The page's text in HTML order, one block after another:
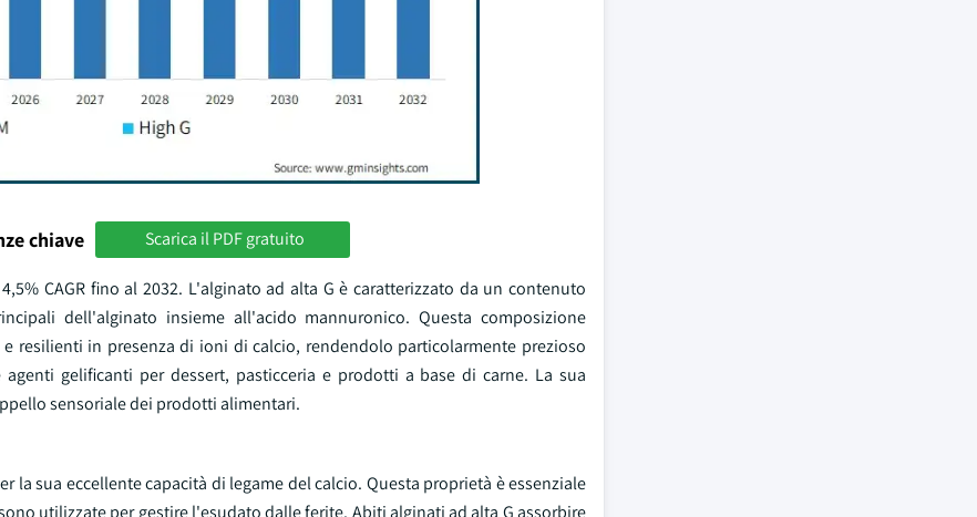
chiave Scarica il PDF gratuito
CAGR fino al 2032. L'alginato ad alta G è caratterizzato da un contenuto
dell'alginato insieme all'acido mannuronico. Questa composizione
resilienti in presenza di ioni di calcio, rendendolo particolarmente prezioso
gelificanti per dessert, pasticceria e prodotti a base di carne. La sua
sensoriale dei prodotti alimentari.
sua eccellente capacità di legame del calcio. Questa proprietà è essenziale
utilizzate per gestire l'esudato dalle ferite. Abiti alginati ad alta G assorbire